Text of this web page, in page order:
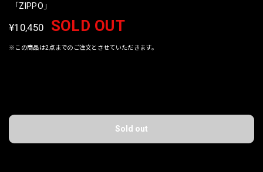
「ZIPPO」
¥10,450 SOLD OUT
※この商品は2点までのご注文とさせていただきます。
Sold out